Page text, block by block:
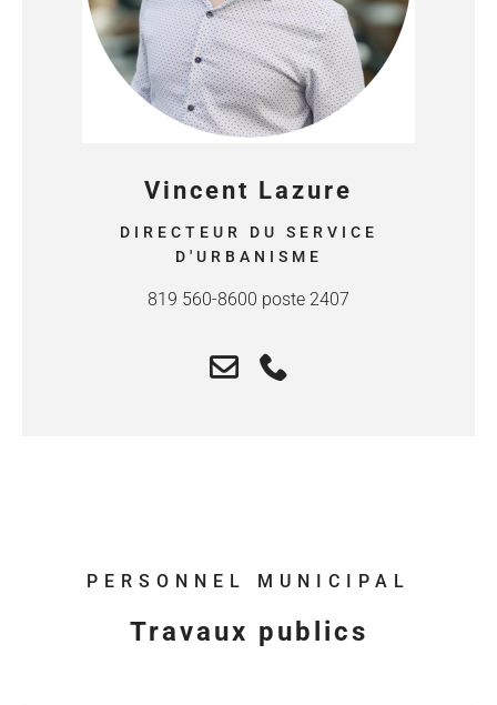
Vincent Lazure
DIRECTEUR DU SERVICE
D'URBANISME
819 560-8600 poste 2407
PERSONNEL MUNICIPAL
Travaux publics